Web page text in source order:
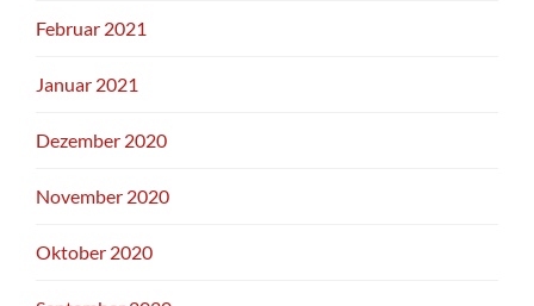
Februar 2021
Januar 2021
Dezember 2020
November 2020
Oktober 2020